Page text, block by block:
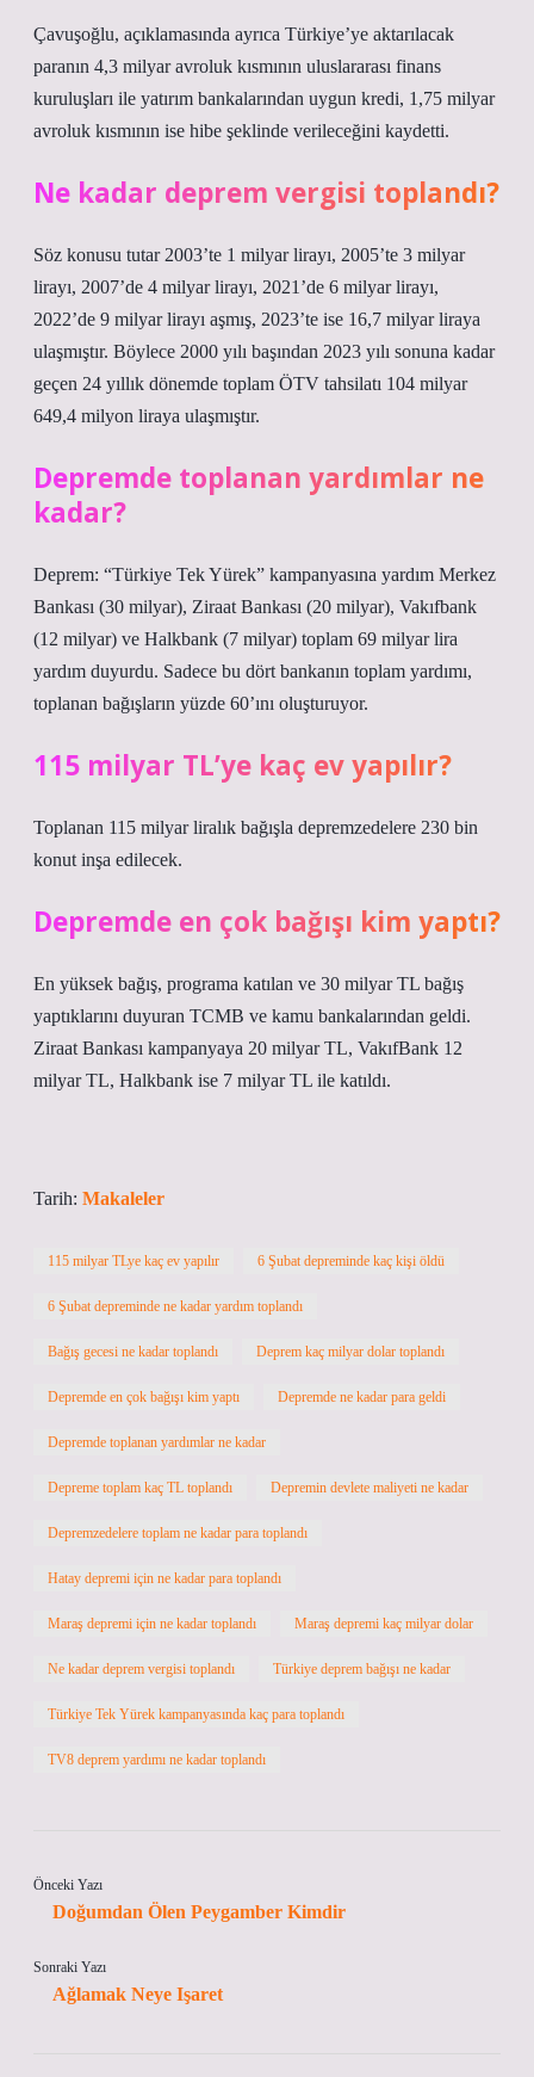
Çavuşoğlu, açıklamasında ayrıca Türkiye’ye aktarılacak
paranın 4,3 milyar avroluk kısmının uluslararası finans
kuruluşları ile yatırım bankalarından uygun kredi, 1,75 milyar
avroluk kısmının ise hibe şeklinde verileceğini kaydetti.
Ne kadar deprem vergisi toplandı?
Söz konusu tutar 2003’te 1 milyar lirayı, 2005’te 3 milyar
lirayı, 2007’de 4 milyar lirayı, 2021’de 6 milyar lirayı,
2022’de 9 milyar lirayı aşmış, 2023’te ise 16,7 milyar liraya
ulaşmıştır. Böylece 2000 yılı başından 2023 yılı sonuna kadar
geçen 24 yıllık dönemde toplam ÖTV tahsilatı 104 milyar
649,4 milyon liraya ulaşmıştır.
Depremde toplanan yardımlar ne
kadar?
Deprem: “Türkiye Tek Yürek” kampanyasına yardım Merkez
Bankası (30 milyar), Ziraat Bankası (20 milyar), Vakıfbank
(12 milyar) ve Halkbank (7 milyar) toplam 69 milyar lira
yardım duyurdu. Sadece bu dört bankanın toplam yardımı,
toplanan bağışların yüzde 60’ını oluşturuyor.
115 milyar TL’ye kaç ev yapılır?
Toplanan 115 milyar liralık bağışla depremzedelere 230 bin
konut inşa edilecek.
Depremde en çok bağışı kim yaptı?
En yüksek bağış, programa katılan ve 30 milyar TL bağış
yaptıklarını duyuran TCMB ve kamu bankalarından geldi.
Ziraat Bankası kampanyaya 20 milyar TL, VakıfBank 12
milyar TL, Halkbank ise 7 milyar TL ile katıldı.
Tarih: Makaleler
115 milyar TLye kaç ev yapılır 6 Şubat depreminde kaç kişi öldü
6 Şubat depreminde ne kadar yardım toplandı
Bağış gecesi ne kadar toplandı Deprem kaç milyar dolar toplandı
Depremde en çok bağışı kim yaptı Depremde ne kadar para geldi
Depremde toplanan yardımlar ne kadar
Depreme toplam kaç TL toplandı Depremin devlete maliyeti ne kadar
Depremzedelere toplam ne kadar para toplandı
Hatay depremi için ne kadar para toplandı
Maraş depremi için ne kadar toplandı Maraş depremi kaç milyar dolar
Ne kadar deprem vergisi toplandı Türkiye deprem bağışı ne kadar
Türkiye Tek Yürek kampanyasında kaç para toplandı
TV8 deprem yardımı ne kadar toplandı
Önceki Yazı
Doğumdan Ölen Peygamber Kimdir
Sonraki Yazı
Ağlamak Neye Işaret